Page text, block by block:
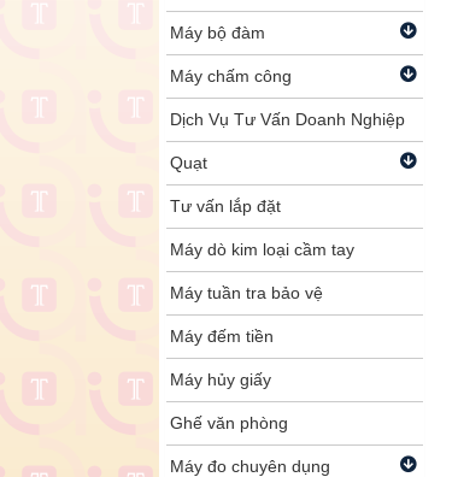
Máy bộ đàm
Máy chấm công
Dịch Vụ Tư Vấn Doanh Nghiệp
Quạt
Tư vấn lắp đặt
Máy dò kim loại cầm tay
Máy tuần tra bảo vệ
Máy đếm tiền
Máy hủy giấy
Ghế văn phòng
Máy đo chuyên dụng